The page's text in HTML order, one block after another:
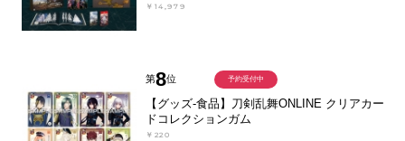
￥14,979
第8位
【グッズ-食品】刀剣乱舞ONLINE クリアカー
ドコレクションガム
￥220
予約受付中